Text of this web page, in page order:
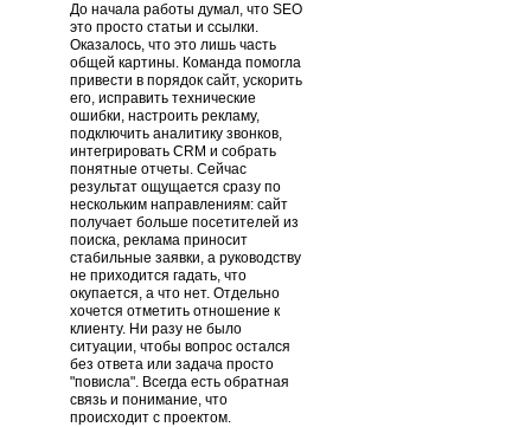
До начала работы думал, что SEO
это просто статьи и ссылки.
Оказалось, что это лишь часть
общей картины. Команда помогла
привести в порядок сайт, ускорить
его, исправить технические
ошибки, настроить рекламу,
подключить аналитику звонков,
интегрировать CRM и собрать
понятные отчеты. Сейчас
результат ощущается сразу по
нескольким направлениям: сайт
получает больше посетителей из
поиска, реклама приносит
стабильные заявки, а руководству
не приходится гадать, что
окупается, а что нет. Отдельно
хочется отметить отношение к
клиенту. Ни разу не было
ситуации, чтобы вопрос остался
без ответа или задача просто
"повисла". Всегда есть обратная
связь и понимание, что
происходит с проектом.